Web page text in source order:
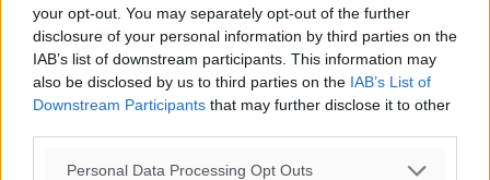
your opt-out. You may separately opt-out of the further
disclosure of your personal information by third parties on the
IAB’s list of downstream participants. This information may
also be disclosed by us to third parties on the IAB’s List of
Downstream Participants that may further disclose it to other
Personal Data Processing Opt Outs